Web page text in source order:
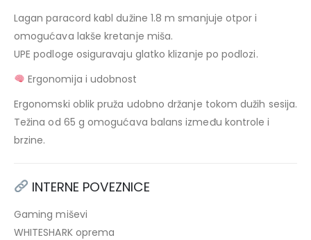
Lagan paracord kabl dužine 1.8 m smanjuje otpor i
omogućava lakše kretanje miša.
UPE podloge osiguravaju glatko klizanje po podlozi.
Ergonomija i udobnost
Ergonomski oblik pruža udobno držanje tokom dužih sesija.
Težina od 65 g omogućava balans između kontrole i
brzine.
INTERNE POVEZNICE
Gaming miševi
WHITESHARK oprema